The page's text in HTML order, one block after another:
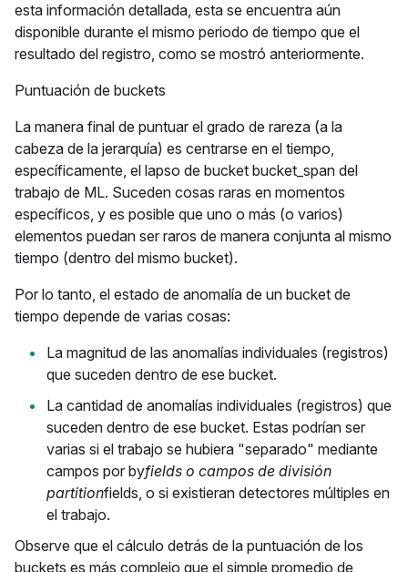
esta información detallada, esta se encuentra aún
disponible durante el mismo periodo de tiempo que el
resultado del registro, como se mostró anteriormente.
Puntuación de buckets
La manera final de puntuar el grado de rareza (a la
cabeza de la jerarquía) es centrarse en el tiempo,
específicamente, el lapso de bucket bucket_span del
trabajo de ML. Suceden cosas raras en momentos
específicos, y es posible que uno o más (o varios)
elementos puedan ser raros de manera conjunta al mismo
tiempo (dentro del mismo bucket).
Por lo tanto, el estado de anomalía de un bucket de
tiempo depende de varias cosas:
La magnitud de las anomalías individuales (registros)
que suceden dentro de ese bucket.
La cantidad de anomalías individuales (registros) que
suceden dentro de ese bucket. Estas podrían ser
varias si el trabajo se hubiera "separado" mediante
campos por byfields o campos de división
partitionfields, o si existieran detectores múltiples en
el trabajo.
Observe que el cálculo detrás de la puntuación de los
buckets es más complejo que el simple promedio de